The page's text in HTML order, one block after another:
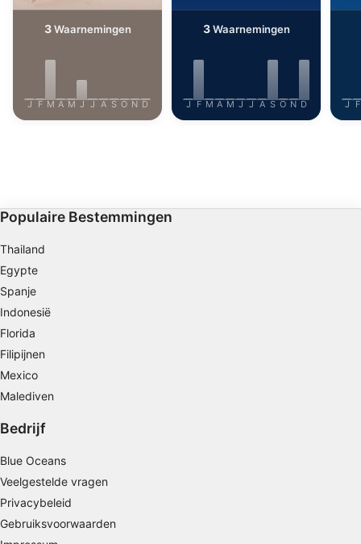
3Waarnemingen
J F M A M J J A S O N D
3Waarnemingen
J F M A M J J A S O N D J F
Populaire Bestemmingen
Thailand
Egypte
Spanje
Indonesië
Florida
Filipijnen
Mexico
Malediven
Bedrijf
Blue Oceans
Veelgestelde vragen
Privacybeleid
Gebruiksvoorwaarden
Apparaten identificeren op basis van actief
Niet-IAB-verwerkingsdoeleinden:
Functioneel
Advertenties